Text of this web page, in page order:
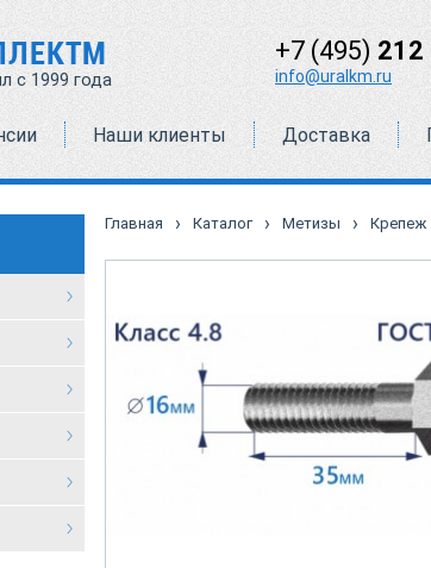
с 1999 года
+7 (495) 212
info@uralkm.ru
Наши клиенты Доставка
Главная › Каталог › Метизы › Крепеж